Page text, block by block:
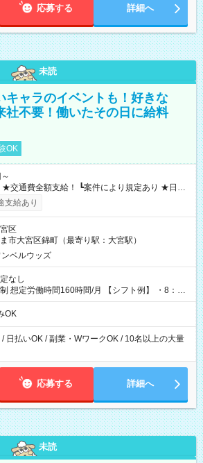
応募する 詳細へ
未読
キャラのイベントも！好きな
不要！働いたその日に給料
OK
あり） ┗働いたその日に現金GET♪ お仕事後はコ
払い分を引き落とせます！ 【試用期間】試
支給あり
区
市大宮区錦町（最寄り駅：大宮駅）
ベルウッズ
なし
働時間160時間/月 【シフト例】 ・8：00
OK
日払いOK / 副業・WワークOK / 10名以上の大量
応募する 詳細へ
未読